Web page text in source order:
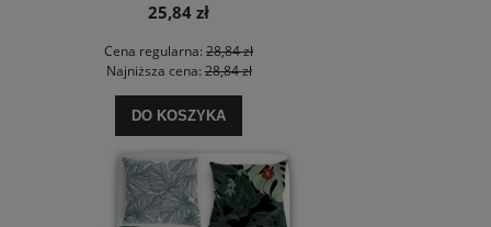
25,84 zł
Cena regularna: 28,84 zł
Najniższa cena:28,84 zł
DO KOSZYKA